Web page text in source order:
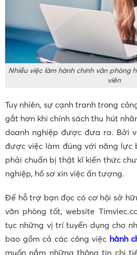
Nhiều việc làm hành chính văn phòng
viên
Tuy nhiên, sự cạnh tranh trong
gắt hơn khi chính sách thu hút
doanh nghiệp được đưa ra. Bởi
được việc làm đúng với năng lực
phải chuẩn bị thật kĩ kiến thức
nghiệp, hồ sơ xin việc ấn tượng.
Để hỗ trợ bạn đọc có cơ hội sở
văn phòng tốt, website
tục những vị trí tuyển dụng cho
bao gồm cả các công việc hành
muốn nắm những thông tin chi